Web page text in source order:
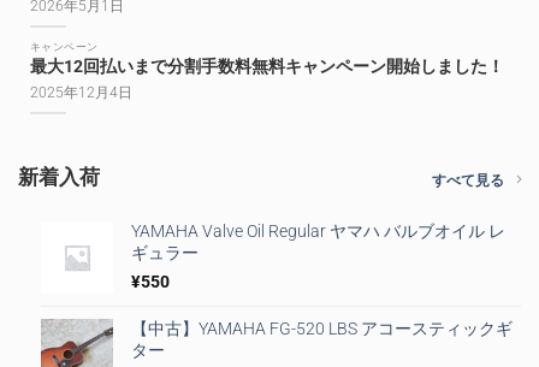
2026年5月1日
キャンペーン
最大12回払いまで分割手数料無料キャンペーン開始しました！
2025年12月4日
新着入荷 すべて見る
YAMAHA Valve Oil Regular ヤマハ バルブオイル レ
ギュラー
¥550
【中古】YAMAHA FG-520 LBS アコースティックギ
ター